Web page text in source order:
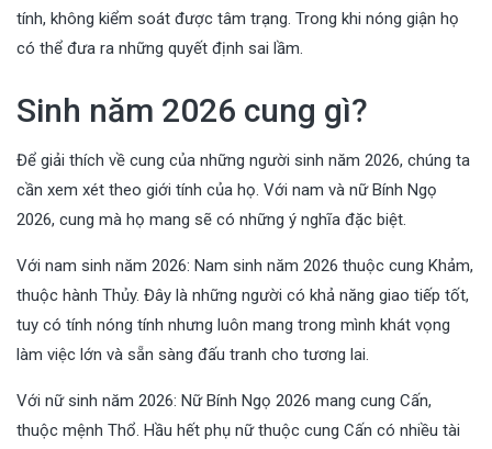
tính, không kiểm soát được tâm trạng. Trong khi nóng giận họ
có thể đưa ra những quyết định sai lầm.
Sinh năm 2026 cung gì?
Để giải thích về cung của những người sinh năm 2026, chúng ta
cần xem xét theo giới tính của họ. Với nam và nữ Bính Ngọ
2026, cung mà họ mang sẽ có những ý nghĩa đặc biệt.
Với nam sinh năm 2026: Nam sinh năm 2026 thuộc cung Khảm,
thuộc hành Thủy. Đây là những người có khả năng giao tiếp tốt,
tuy có tính nóng tính nhưng luôn mang trong mình khát vọng
làm việc lớn và sẵn sàng đấu tranh cho tương lai.
Với nữ sinh năm 2026: Nữ Bính Ngọ 2026 mang cung Cấn,
thuộc mệnh Thổ. Hầu hết phụ nữ thuộc cung Cấn có nhiều tài